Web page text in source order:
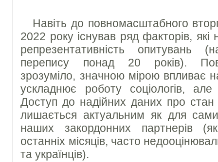
Навіть до повномасштабного
2022 року існував ряд факторів,
репрезентативність опитувань
перепису понад 20 років).
зрозуміло, значною мірою впливає
ускладнює роботу соціологів,
Доступ до надійних даних про стан
лишається актуальним як для
наших закордонних партнерів
останніх місяців, часто
та українців).